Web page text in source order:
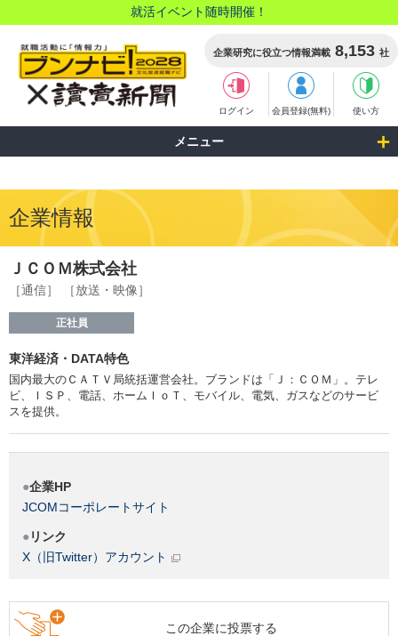
就活イベント随時開催！
企業研究に役立つ情報満載 8,153 社
ログイン 会員登録(無料) 使い方
メニュー
企業情報
ＪＣＯＭ株式会社
［通信］ ［放送・映像］
正社員
東洋経済・DATA特色
国内最大のＣＡＴＶ局統括運営会社。ブランドは「Ｊ：ＣＯＭ」。テレ
ビ、ＩＳＰ、電話、ホームＩｏＴ、モバイル、電気、ガスなどのサービ
スを提供。
企業HP
JCOMコーポレートサイト
リンク
X（旧Twitter）アカウント
この企業に投票する